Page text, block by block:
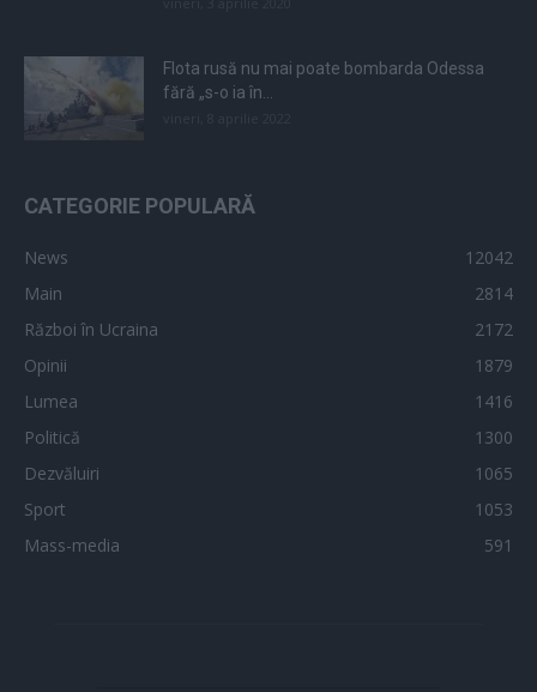
Flota rusă nu mai poate bombarda Odessa
fără „s-o ia în...
CATEGORIE POPULARĂ
News
12042
Main
2814
Război în Ucraina
2172
Opinii
1879
Lumea
1416
Politică
1300
Dezvăluiri
1065
Sport
1053
Mass-media
591